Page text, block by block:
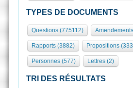
TYPES DE DOCUMENTS
Questions (775112)
Rapports (3882) Propositions
Personnes (577) Lettres (2)
TRI DES RÉSULTATS